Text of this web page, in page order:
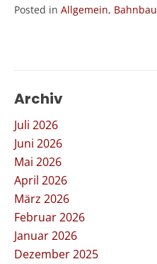
Posted in Allgemein, Bahnbau
Archiv
Juli 2026
Juni 2026
Mai 2026
April 2026
März 2026
Februar 2026
Januar 2026
Dezember 2025